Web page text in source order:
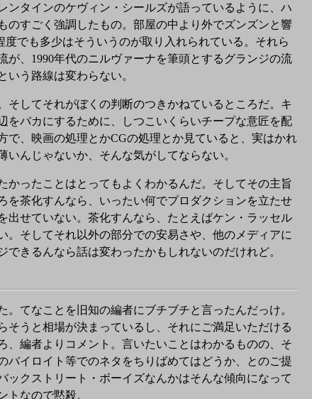
ンタインのケヴィン・シールズが語っているように、ハ
のすごく強調したもの。部屋の中より外でズンズンと響
でも多少はそういうのが取り入れられている。それら
、1990年代のニルヴァーナを筆頭とするグランジの流
う路線は変わらない。
してそれがぼくの判断のつきかねているところだ。キ
バカにするために、しつこいくらいチープな意匠を配
、映画の処理とかCGの処理とか見ていると、実はかれ
んじゃないか、そんな気がしてならない。
ったことはとってもよくわかるんだ。そしてその主旨
茶化すんなら、いったい何でプロダクションを立たせ
出せていない。茶化すんなら、たとえばケン・ラッセル
そしてそれ以外の部分での安易さや、他のメディアに
きるんなら話は変わったかもしれないのだけれど。
てなことを旧知の編者にブチブチと言ったんだっけ。
うと相場が決まっているし、それにご満足いただける
編者よりコメント。言いたいことはわかるものの、そ
イロイト等でのネタをちりばめてはどうか、とのご提
クストリート・ボーイズなんかはそんな傾向になって
なので黙殺。